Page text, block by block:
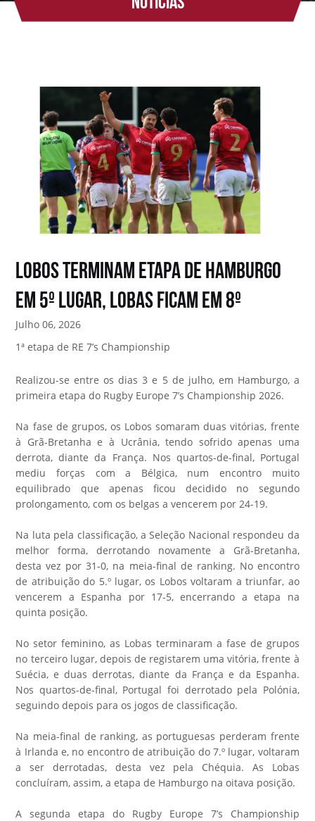
Lobos terminam etapa de Hamburgo
em 5º lugar, Lobas ficam em 8º
Julho 06, 2026
1ª etapa de RE 7’s Championship
Realizou-se entre os dias 3 e 5 de julho, em Hamburgo, a
primeira etapa do Rugby Europe 7’s Championship 2026.
Na fase de grupos, os Lobos somaram duas vitórias, frente
à Grã-Bretanha e à Ucrânia, tendo sofrido apenas uma
derrota, diante da França. Nos quartos-de-final, Portugal
mediu forças com a Bélgica, num encontro muito
equilibrado que apenas ficou decidido no segundo
prolongamento, com os belgas a vencerem por 24-19.
Na luta pela classificação, a Seleção Nacional respondeu da
melhor forma, derrotando novamente a Grã-Bretanha,
desta vez por 31-0, na meia-final de ranking. No encontro
de atribuição do 5.º lugar, os Lobos voltaram a triunfar, ao
vencerem a Espanha por 17-5, encerrando a etapa na
quinta posição.
No setor feminino, as Lobas terminaram a fase de grupos
no terceiro lugar, depois de registarem uma vitória, frente à
Suécia, e duas derrotas, diante da França e da Espanha.
Nos quartos-de-final, Portugal foi derrotado pela Polónia,
seguindo depois para os jogos de classificação.
Na meia-final de ranking, as portuguesas perderam frente
à Irlanda e, no encontro de atribuição do 7.º lugar, voltaram
a ser derrotadas, desta vez pela Chéquia. As Lobas
concluíram, assim, a etapa de Hamburgo na oitava posição.
A segunda etapa do Rugby Europe 7’s Championship